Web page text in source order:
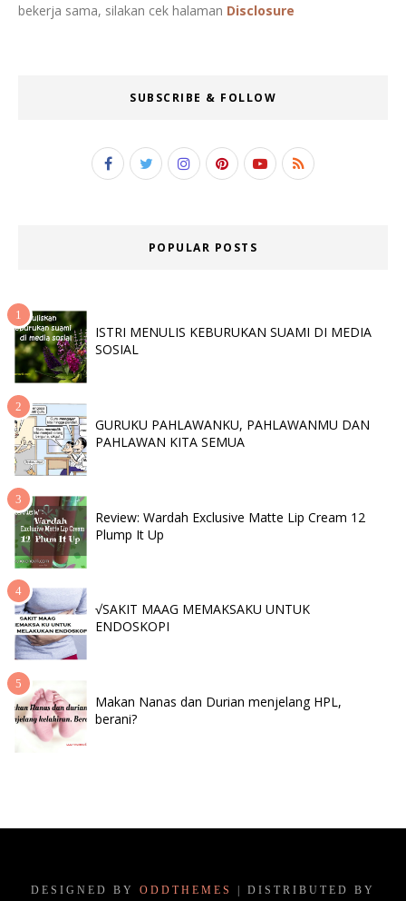
bekerja sama, silakan cek halaman Disclosure
SUBSCRIBE & FOLLOW
POPULAR POSTS
ISTRI MENULIS KEBURUKAN SUAMI DI MEDIA
SOSIAL
GURUKU PAHLAWANKU, PAHLAWANMU DAN
PAHLAWAN KITA SEMUA
Review: Wardah Exclusive Matte Lip Cream 12
Plump It Up
√SAKIT MAAG MEMAKSAKU UNTUK
ENDOSKOPI
Makan Nanas dan Durian menjelang HPL,
berani?
DESIGNED BY ODDTHEMES | DISTRIBUTED BY